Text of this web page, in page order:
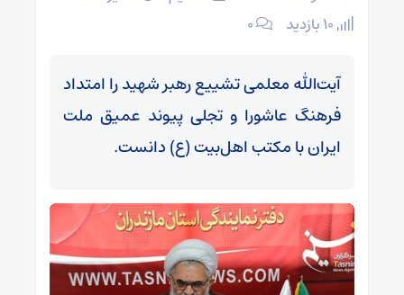
۰
آیت‌الله معلمی تشییع رهبر شهید را امتداد
فرهنگ عاشورا و تجلی پیوند عمیق ملت
ایران با مکتب اهل‌بیت (ع) دانست.